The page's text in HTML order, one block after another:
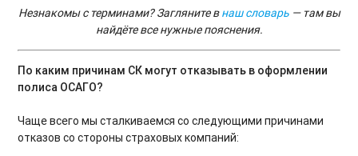
Незнакомы с терминами? Загляните внаш словарь— там вы
найдёте все нужные пояснения.
По каким причинам СК могут отказывать в оформлении
полиса ОСАГО?
Чаще всего мы сталкиваемся со следующими причинами
отказов со стороны страховых компаний: